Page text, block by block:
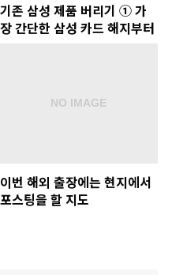
기존 삼성 제품 버리기 ① 가
장 간단한 삼성 카드 해지부터
이번 해외 출장에는 현지에서
포스팅을 할 지도